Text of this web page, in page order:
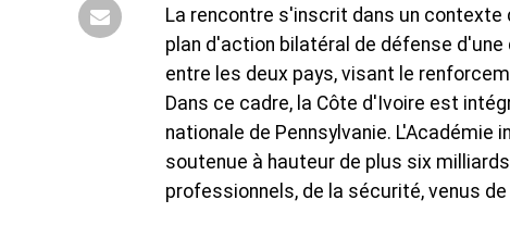
La rencontre s'inscrit dans un contexte
plan d'action bilatéral de défense
entre les deux pays, visant le
Dans ce cadre, la Côte d'Ivoire est
nationale de Pennsylvanie.
soutenue à hauteur de plus six
professionnels, de la sécurité, venus